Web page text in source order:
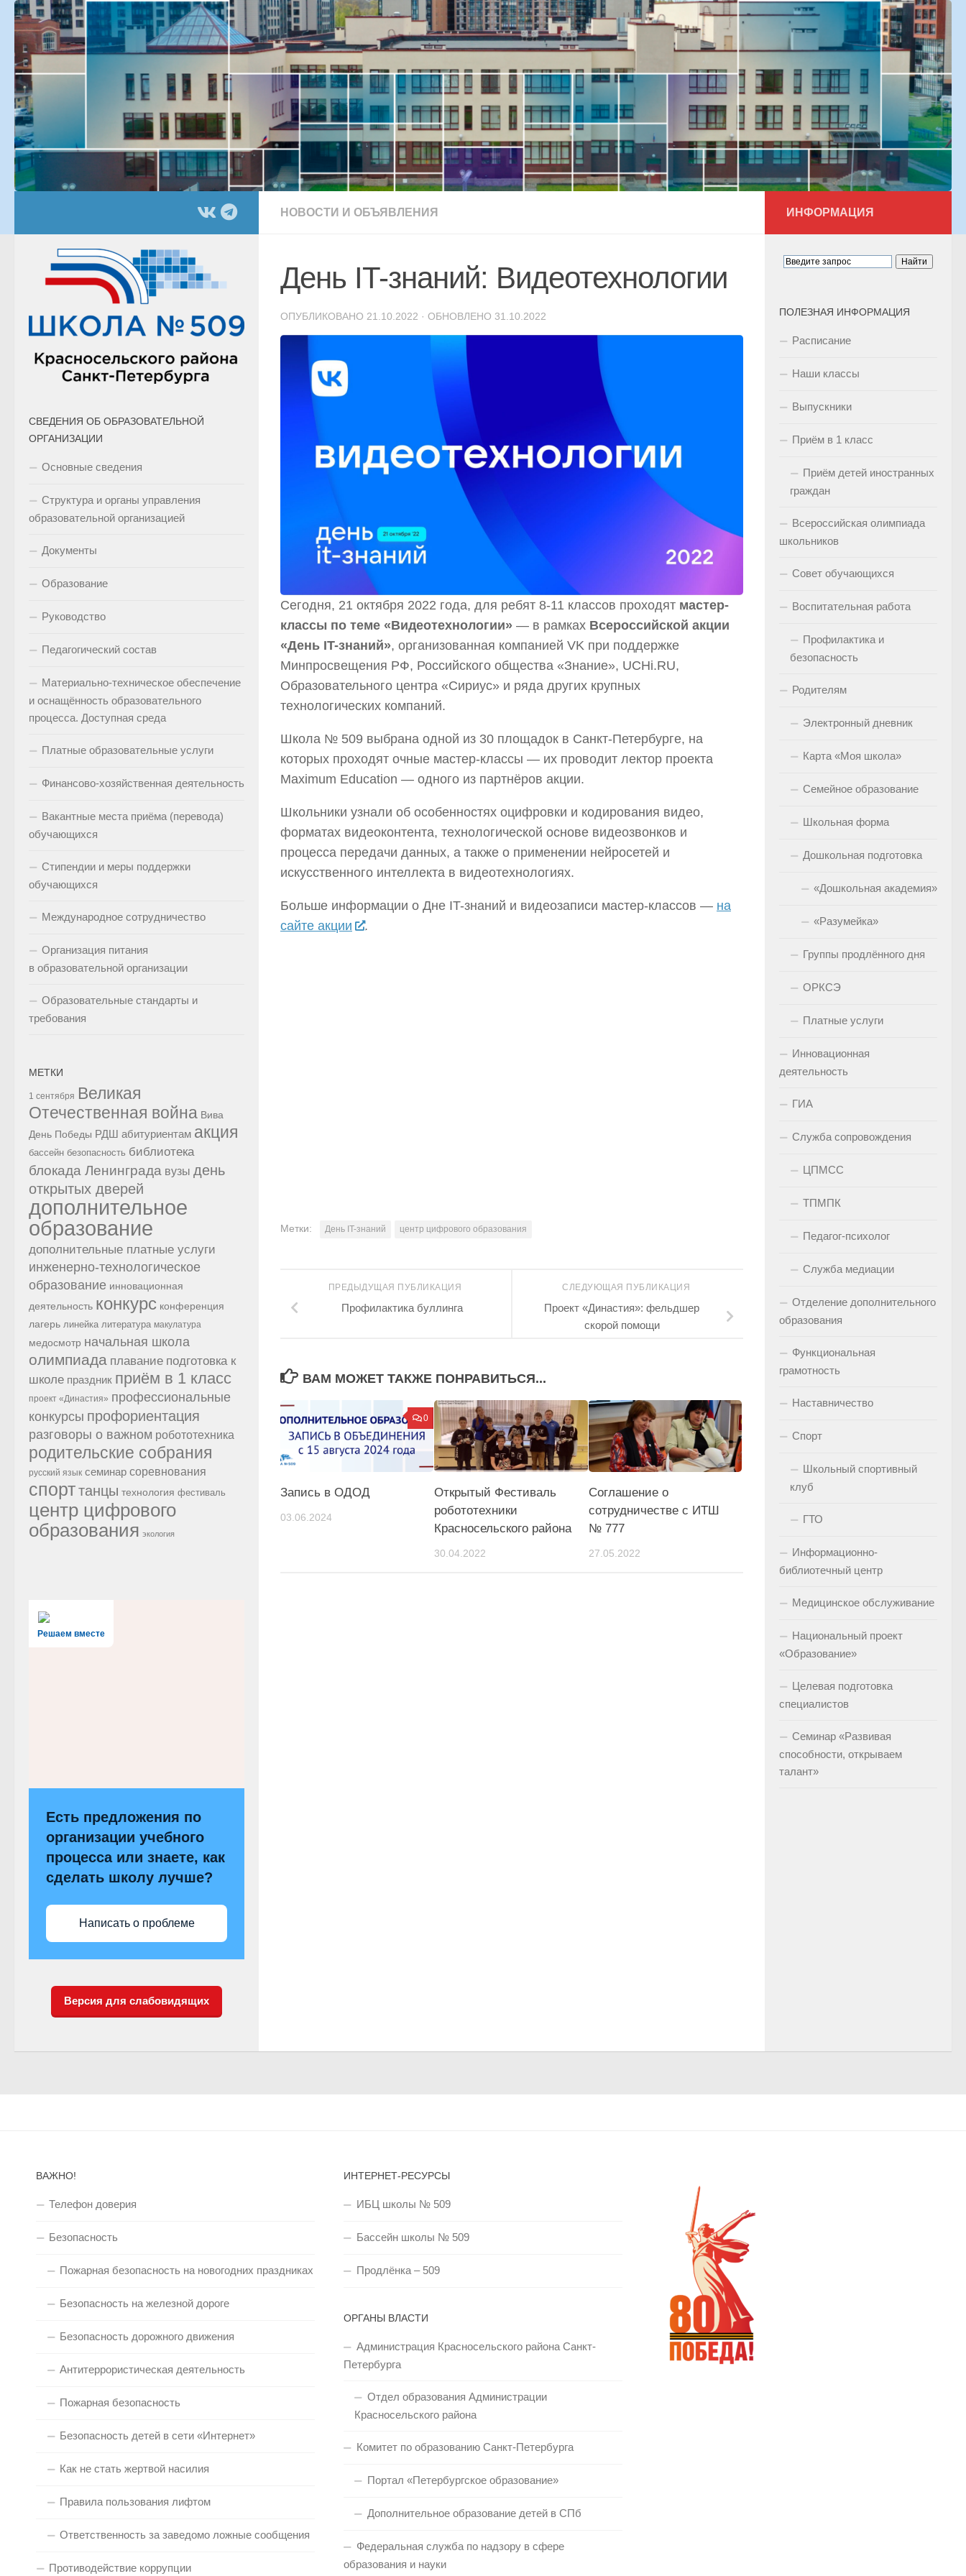
Перейти к содержимому
НОВОСТИ И ОБЪЯВЛЕНИЯ
День IT-знаний: Видеотехнологии
ОПУБЛИКОВАНО 21.10.2022 · ОБНОВЛЕНО 31.10.2022
Сегодня, 21 октября 2022 года, для ребят 8-11 классов проходят мастер-
классы по теме «Видеотехнологии» — в рамках Всероссийской акции
«День IT-знаний», организованная компанией VK при поддержке
Минпросвещения РФ, Российского общества «Знание», UCHi.RU,
Образовательного центра «Сириус» и ряда других крупных
технологических компаний.
Школа № 509 выбрана одной из 30 площадок в Санкт-Петербурге, на
которых проходят очные мастер-классы — их проводит лектор проекта
Maximum Education — одного из партнёров акции.
Школьники узнали об особенностях оцифровки и кодирования видео,
форматах видеоконтента, технологической основе видеозвонков и
процесса передачи данных, а также о применении нейросетей и
искусственного интеллекта в видеотехнологиях.
Больше информации о Дне IT-знаний и видеозаписи мастер-классов — на
сайте акции
.
Метки: День IT-знаний центр цифрового образования
СЛЕДУЮЩАЯ ПУБЛИКАЦИЯ
Проект «Династия»: фельдшер
скорой помощи
ПРЕДЫДУЩАЯ ПУБЛИКАЦИЯ
Профилактика буллинга
ВАМ МОЖЕТ ТАКЖЕ ПОНРАВИТЬСЯ...
0
Запись в ОДОД
03.06.2024
Открытый Фестиваль
робототехники
Красносельского района
30.04.2022
Соглашение о
сотрудничестве с ИТШ
№ 777
27.05.2022
СВЕДЕНИЯ ОБ ОБРАЗОВАТЕЛЬНОЙ
ОРГАНИЗАЦИИ
Основные сведения
Структура и органы управления
образовательной организацией
Документы
Образование
Руководство
Педагогический состав
Материально-техническое обеспечение
и оснащённость образовательного
процесса. Доступная среда
Платные образовательные услуги
Финансово-хозяйственная деятельность
Вакантные места приёма (перевода)
обучающихся
Стипендии и меры поддержки
обучающихся
Международное сотрудничество
Организация питания
в образовательной организации
Образовательные стандарты и
требования
МЕТКИ
1 сентября Великая
Отечественная война Вива
День Победы РДШ абитуриентам акция
бассейн безопасность библиотека
блокада Ленинграда вузы день
открытых дверей
дополнительное
образование
дополнительные платные услуги
инженерно-технологическое
образование инновационная
деятельность конкурс конференция
лагерь линейка литература макулатура
медосмотр начальная школа
олимпиада плавание подготовка к
школе праздник приём в 1 класс
проект «Династия» профессиональные
конкурсы профориентация
разговоры о важном робототехника
родительские собрания
русский язык семинар соревнования
спорттанцы технология фестиваль
центр цифрового
образования экология
Решаем вместе
Есть предложения по
организации учебного
процесса или знаете, как
сделать школу лучше?
Написать о проблеме
Версия для слабовидящих
ИНФОРМАЦИЯ
ПОЛЕЗНАЯ ИНФОРМАЦИЯ
Расписание
Наши классы
Выпускники
Приём в 1 класс
Приём детей иностранных
граждан
Всероссийская олимпиада
школьников
Совет обучающихся
Воспитательная работа
Профилактика и
безопасность
Родителям
Электронный дневник
Карта «Моя школа»
Семейное образование
Школьная форма
Дошкольная подготовка
«Дошкольная академия»
«Разумейка»
Группы продлённого дня
ОРКСЭ
Платные услуги
Инновационная
деятельность
ГИА
Служба сопровождения
ЦПМСС
ТПМПК
Педагог-психолог
Служба медиации
Отделение дополнительного
образования
Функциональная
грамотность
Наставничество
Спорт
Школьный спортивный
клуб
ГТО
Информационно-
библиотечный центр
Медицинское обслуживание
Национальный проект
«Образование»
Целевая подготовка
специалистов
Семинар «Развивая
способности, открываем
талант»
ВАЖНО!
Телефон доверия
Безопасность
Пожарная безопасность на новогодних праздниках
Безопасность на железной дороге
Безопасность дорожного движения
Антитеррористическая деятельность
Пожарная безопасность
Безопасность детей в сети «Интернет»
Как не стать жертвой насилия
Правила пользования лифтом
Ответственность за заведомо ложные сообщения
Противодействие коррупции
ИНТЕРНЕТ-РЕСУРСЫ
ИБЦ школы № 509
Бассейн школы № 509
Продлёнка – 509
ОРГАНЫ ВЛАСТИ
Администрация Красносельского района Санкт-
Петербурга
Отдел образования Администрации
Красносельского района
Комитет по образованию Санкт-Петербурга
Портал «Петербургское образование»
Дополнительное образование детей в СПб
Федеральная служба по надзору в сфере
образования и науки